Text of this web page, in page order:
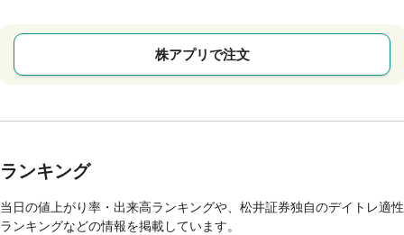
株アプリで注文
ランキング
当日の値上がり率・出来高ランキングや、松井証券独自のデイトレ適性
ランキングなどの情報を掲載しています。